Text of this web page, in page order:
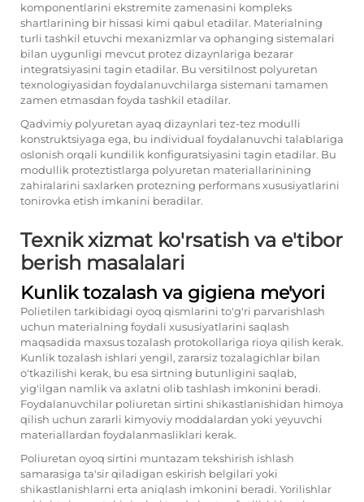
komponentlarini ekstremite zamenasini kompleks
shartlarining bir hissasi kimi qabul etadilar. Materialning
turli tashkil etuvchi mexanizmlar va ophanging sistemalari
bilan uygunligi mevcut protez dizaynlariga bezarar
integratsiyasini tagin etadilar. Bu versitilnost polyuretan
texnologiyasidan foydalanuvchilarga sistemani tamamen
zamen etmasdan foyda tashkil etadilar.
Qadvimiy polyuretan ayaq dizaynlari tez-tez modulli
konstruktsiyaga ega, bu individual foydalanuvchi talablariga
oslonish orqali kundilik konfiguratsiyasini tagin etadilar. Bu
modullik proteztistlarga polyuretan materiallarinining
zahiralarini saxlarken protezning performans xususiyatlarini
tonirovka etish imkanini beradilar.
Texnik xizmat ko'rsatish va e'tibor
berish masalalari
Kunlik tozalash va gigiena me'yori
Polietilen tarkibidagi oyoq qismlarini to'g'ri parvarishlash
uchun materialning foydali xususiyatlarini saqlash
maqsadida maxsus tozalash protokollariga rioya qilish kerak.
Kunlik tozalash ishlari yengil, zararsiz tozalagichlar bilan
o'tkazilishi kerak, bu esa sirtning butunligini saqlab,
yig'ilgan namlik va axlatni olib tashlash imkonini beradi.
Foydalanuvchilar poliuretan sirtini shikastlanishidan himoya
qilish uchun zararli kimyoviy moddalardan yoki yeyuvchi
materiallardan foydalanmasliklari kerak.
Poliuretan oyoq sirtini muntazam tekshirish ishlash
samarasiga ta'sir qiladigan eskirish belgilari yoki
shikastlanishlarni erta aniqlash imkonini beradi. Yorilishlar